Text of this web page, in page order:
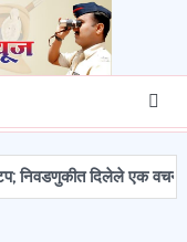
निवडणुकीत दिलेले एक वचन